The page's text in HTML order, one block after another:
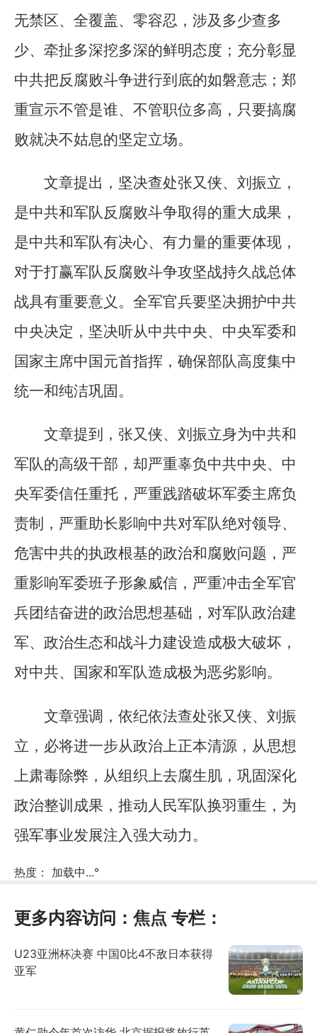
无禁区、全覆盖、零容忍，涉及多少查多
少、牵扯多深挖多深的鲜明态度；充分彰显
中共把反腐败斗争进行到底的如磐意志；郑
重宣示不管是谁、不管职位多高，只要搞腐
败就决不姑息的坚定立场。
文章提出，坚决查处张又侠、刘振立，
是中共和军队反腐败斗争取得的重大成果，
是中共和军队有决心、有力量的重要体现，
对于打赢军队反腐败斗争攻坚战持久战总体
战具有重要意义。全军官兵要坚决拥护中共
中央决定，坚决听从中共中央、中央军委和
国家主席中国元首指挥，确保部队高度集中
统一和纯洁巩固。
文章提到，张又侠、刘振立身为中共和
军队的高级干部，却严重辜负中共中央、中
央军委信任重托，严重践踏破坏军委主席负
责制，严重助长影响中共对军队绝对领导、
危害中共的执政根基的政治和腐败问题，严
重影响军委班子形象威信，严重冲击全军官
兵团结奋进的政治思想基础，对军队政治建
军、政治生态和战斗力建设造成极大破坏，
对中共、国家和军队造成极为恶劣影响。
文章强调，依纪依法查处张又侠、刘振
立，必将进一步从政治上正本清源，从思想
上肃毒除弊，从组织上去腐生肌，巩固深化
政治整训成果，推动人民军队换羽重生，为
强军事业发展注入强大动力。
热度： 加载中...°
更多内容访问： 焦点 专栏：
U23亚洲杯决赛 中国0比4不敌日本获得
亚军